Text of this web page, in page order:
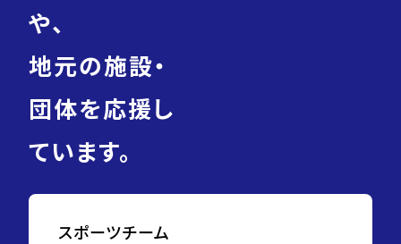
や、
地元の施設・
団体を応援し
ています。
スポーツチーム